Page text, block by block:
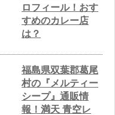
ロフィール！おす
すめのカレー店
は？
福島県双葉郡葛尾
村の『メルティー
シープ』通販情
報！満天 青空レ